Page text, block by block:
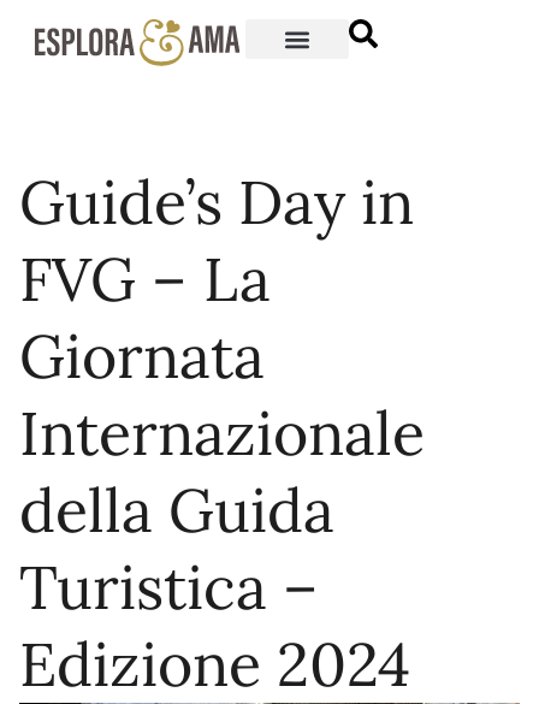
Guide’s Day in
FVG – La
Giornata
Internazionale
della Guida
Turistica –
Edizione 2024